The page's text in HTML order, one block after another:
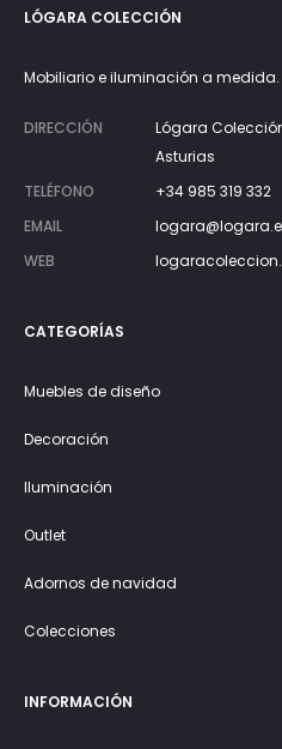
LÓGARA COLECCIÓN
Mobiliario e iluminación a
DIRECCIÓN
Lógara
Asturias
TELÉFONO
+34 985 319 332
EMAIL
WEB
CATEGORÍAS
Muebles de diseño
Decoración
Iluminación
Outlet
Adornos de navidad
Colecciones
INFORMACIÓN